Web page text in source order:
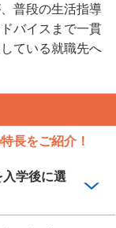
普段の生活指導
バイスまで一貫
ている就職先へ
長をご紹介！
学後に選